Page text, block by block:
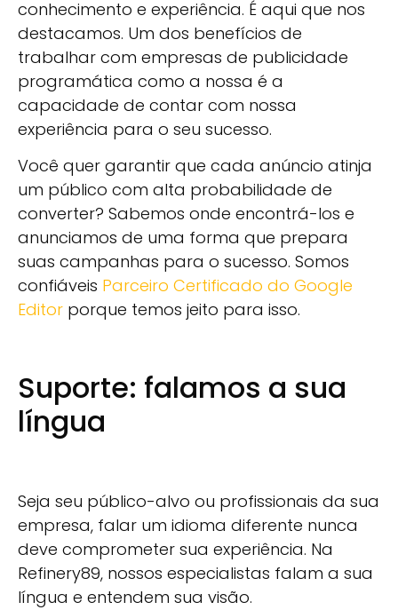
conhecimento e experiência. É aqui que nos
destacamos. Um dos benefícios de
trabalhar com empresas de publicidade
programática como a nossa é a
capacidade de contar com nossa
experiência para o seu sucesso.
Você quer garantir que cada anúncio atinja
um público com alta probabilidade de
converter? Sabemos onde encontrá-los e
anunciamos de uma forma que prepara
suas campanhas para o sucesso. Somos
confiáveis Parceiro Certificado do Google
Editor porque temos jeito para isso.
Suporte: falamos a sua
língua
Seja seu público-alvo ou profissionais da sua
empresa, falar um idioma diferente nunca
deve comprometer sua experiência. Na
Refinery89, nossos especialistas falam a sua
língua e entendem sua visão.